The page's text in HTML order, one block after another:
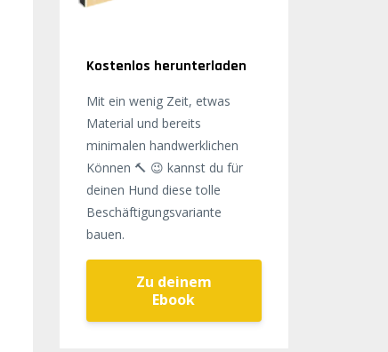
Kostenlos herunterladen
Mit ein wenig Zeit, etwas
Material und bereits
minimalen handwerklichen
Können 🔨 😉 kannst du für
deinen Hund diese tolle
Beschäftigungsvariante
bauen.
Zu deinem
Ebook